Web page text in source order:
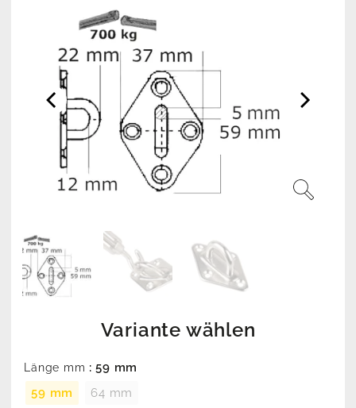
Variante wählen
Länge mm : 59 mm
59 mm
64 mm